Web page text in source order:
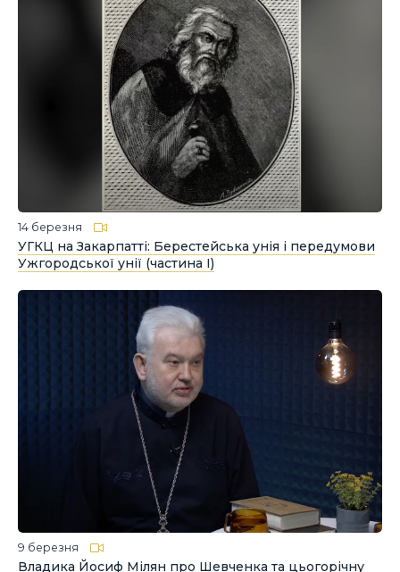
14 березня
УГКЦ на Закарпатті: Берестейська унія і передумови
Ужгородської унії (частина І)
9 березня
Владика Йосиф Мілян про Шевченка та цьогорічну